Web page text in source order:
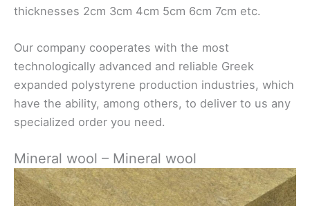
thicknesses 2cm 3cm 4cm 5cm 6cm 7cm etc.
Our company cooperates with the most
technologically advanced and reliable Greek
expanded polystyrene production industries, which
have the ability, among others, to deliver to us any
specialized order you need.
Mineral wool – Mineral wool